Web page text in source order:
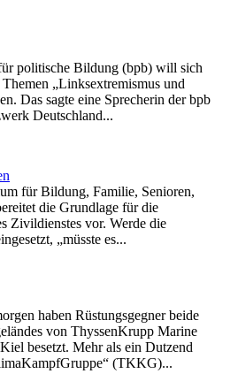
politische Bildung (bpb) will sich
„Linksextremismus und
Das sagte eine Sprecherin der bpb
Deutschland...
für Bildung, Familie, Senioren,
die Grundlage für die
Zivildienstes vor. Werde die
„müsste es...
haben Rüstungsgegner beide
von ThyssenKrupp Marine
besetzt. Mehr als ein Dutzend
(TKKG)...